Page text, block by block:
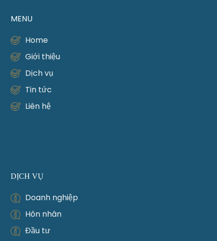
MENU
Home
Giới thiệu
Dịch vụ
Tin tức
Liên hệ
DỊCH VỤ
Doanh nghiệp
Hôn nhân
Đầu tư